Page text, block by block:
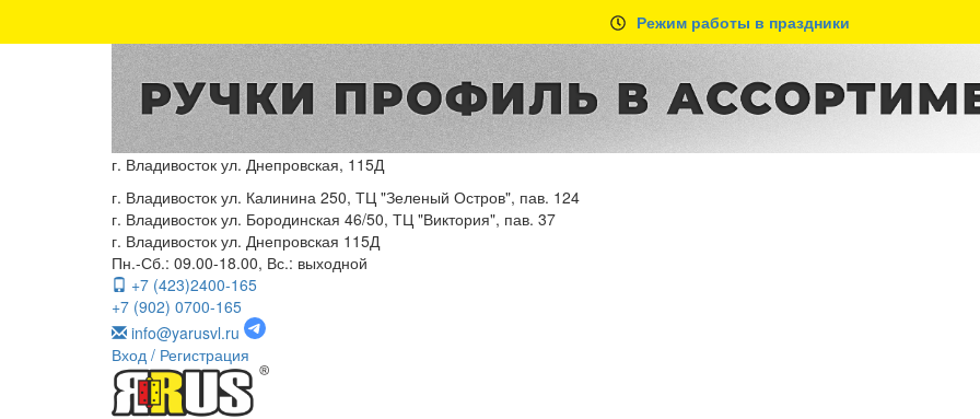
Режим работы в праздники
г. Владивосток ул. Днепровская, 115Д
г. Владивосток ул. Калинина 250, ТЦ "Зеленый Остров", пав. 124
г. Владивосток ул. Бородинская 46/50, ТЦ "Виктория", пав. 37
г. Владивосток ул. Днепровская 115Д
Пн.-Сб.: 09.00-18.00, Вс.: выходной
+7 (423)2400-165
+7 (902) 0700-165
info@yarusvl.ru
Вход / Регистрация